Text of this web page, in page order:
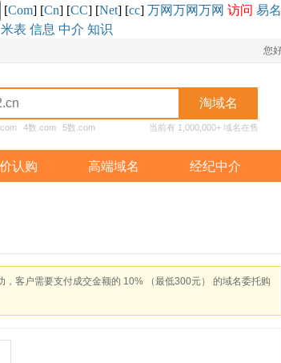
[Com] [Cn] [CC] [Net] [cc] 万网万网万网 访问 易名
米表 信息 中介 知识